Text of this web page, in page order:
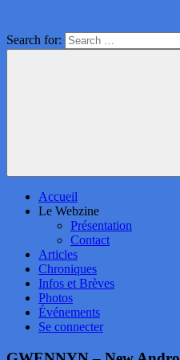
Search for:
Accueil
Le Webzine
Présentation
Contact
Articles
Chroniques
Infos et Brèves
Photos
Événements
Se connecter